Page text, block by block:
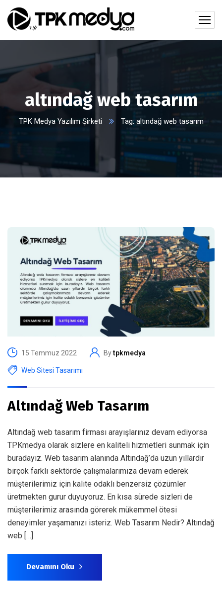
altındağ web tasarım
TPK Medya Yazılım Şirketi Tag: altındağ web tasarım
15 Temmuz 2022 Bytpkmedya
Web Sitesi Tasarımı
Altındağ Web Tasarım
Altındağ web tasarım firması arayışlarınız devam ediyorsa
TPKmedya olarak sizlere en kaliteli hizmetleri sunmak için
buradayız. Web tasarım alanında Altındağ’da uzun yıllardır
birçok farklı sektörde çalışmalarımıza devam ederek
müşterilerimiz için kalite odaklı benzersiz çözümler
üretmekten gurur duyuyoruz. En kısa sürede sizleri de
müşterilerimiz arasında görerek mükemmel ötesi
deneyimler yaşamanızı isteriz. Web Tasarım Nedir? Altındağ
web […]
Devamını Oku